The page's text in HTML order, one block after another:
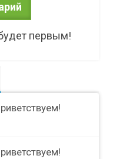
первым!